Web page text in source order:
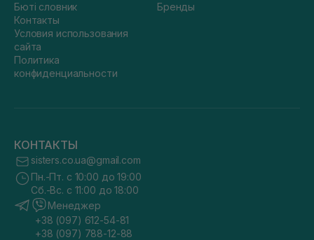
Бюті словник
Контакты
Условия использования
сайта
Политика
конфиденциальности
Бренды
КОНТАКТЫ
sisters.co.ua@gmail.com
Пн.-Пт. с 10:00 до 19:00
Сб.-Вс. с 11:00 до 18:00
Менеджер
+38 (097) 612-54-81
+38 (097) 788-12-88